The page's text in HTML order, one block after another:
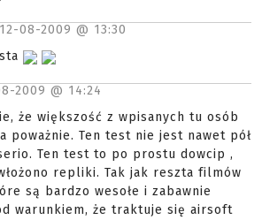
12-08-2009 @ 13:30
2009 @ 14:24
że większość z wpisanych tu osób
poważnie. Ten test nie jest nawet pół
Ten test to po prostu dowcip ,
repliki. Tak jak reszta filmów
są bardzo wesołe i zabawnie
warunkiem, że traktuje się airsoft